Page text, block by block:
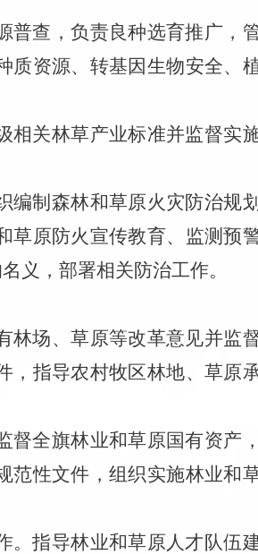
普查，负责良种选育推广，
质资源、转基因生物安全、
关林草产业标准并监督实施
编制森林和草原火灾防治规
草原防火宣传教育、监测预
义，部署相关防治工作。
林场、草原等改革意见并监
，指导农村牧区林地、草原
督全旗林业和草原国有资产
范性文件，组织实施林业和
。指导林业和草原人才队伍